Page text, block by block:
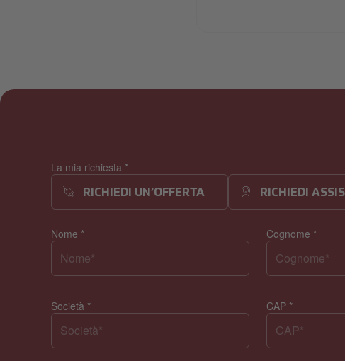
La mia richiesta *
RICHIEDI UN’OFFERTA RICHIEDI
Nome * Cognome *
Società * CAP *